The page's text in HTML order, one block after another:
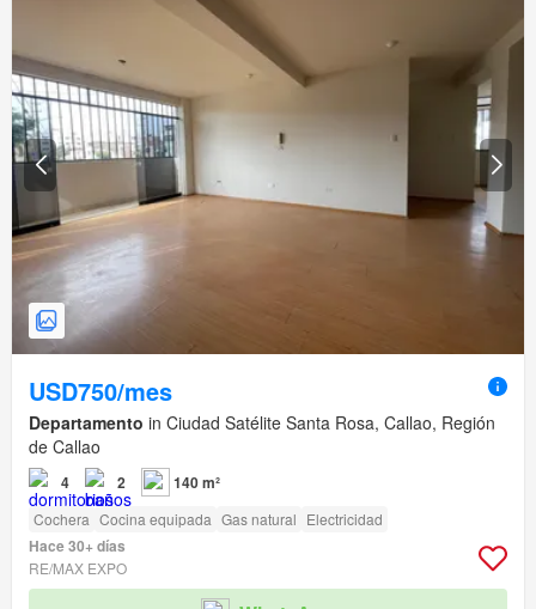
USD750/mes
Departamento in Ciudad Satélite Santa Rosa, Callao, Región
de Callao
4 2 140 m²
Cochera Cocina equipada Gas natural Electricidad
Hace 30+ días
RE/MAX EXPO